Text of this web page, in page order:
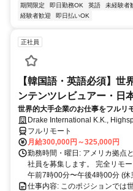
期間限定
即日勤務OK 英語 未経験者
経験者歓迎
即日払いOK
正社員
【韓国語・英語必須】世
ンテンツレビュアー・日
世界的大手企業のお仕事をフルリ
Drake International K.K.,
フルリモート
月給300,000円～325,000円
勤務時間・曜日: アメリカ拠点
社員を募集します。 完全リモ
午前7時00分〜午後4時00分 (
仕事内容: このポジションでは